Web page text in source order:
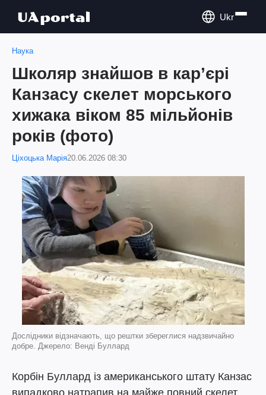
Ukr
Наука
Школяр знайшов в карʼєрі
Канзасу скелет морського
хижака віком 85 мільйонів
років (фото)
Ціхоцька Марія20.06.2026 08:30
Дослідники відзначають, що рештки збереглися надзвичайно
добре. Джерело: Венді Буллард
Корбін Буллард із американського штату Канзас
випадково натрапив на майже повний скелет